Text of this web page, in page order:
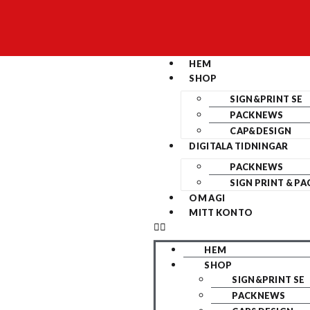
HEM
SHOP
SIGN&PRINT SE
PACKNEWS
CAP&DESIGN
DIGITALA TIDNINGAR
PACKNEWS
SIGN PRINT &
OM AGI
MITT KONTO
HEM
SHOP
SIGN&PRINT SE
PACKNEWS